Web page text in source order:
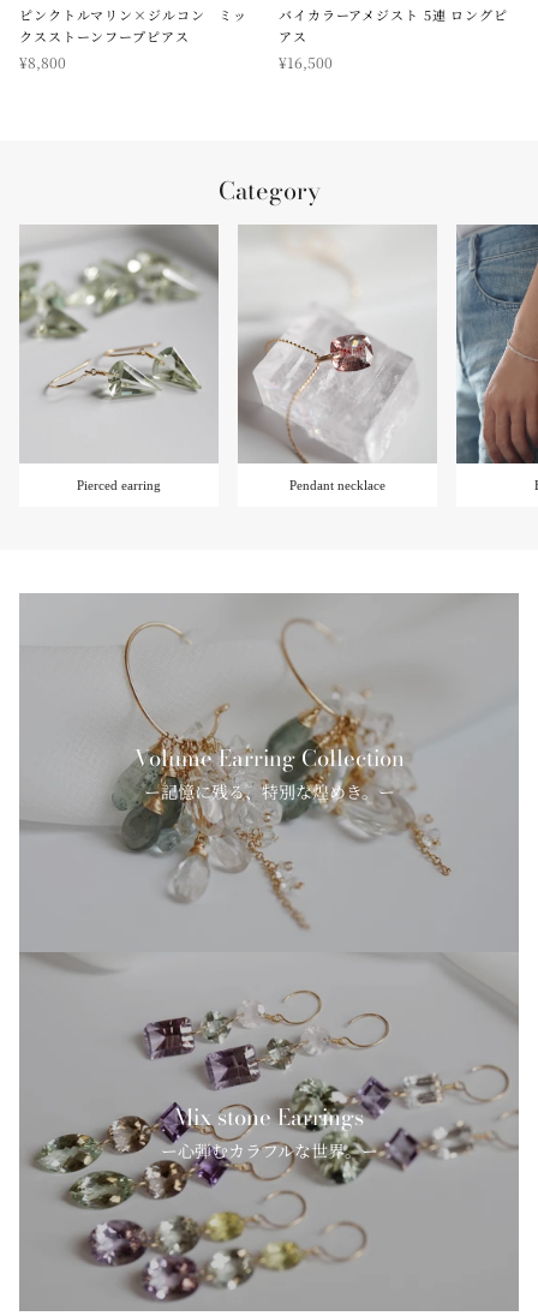
ピンクトルマリン×ジルコン ミッ
クスストーンフープピアス
¥8,800
バイカラーアメジスト 5連 ロングピ
アス
¥16,500
Category
Pierced earring Pendant necklace
Volume Earring Collection
ー記憶に残る、特別な煌めき。ー
Mix stone Earrings
ー心弾むカラフルな世界。ー